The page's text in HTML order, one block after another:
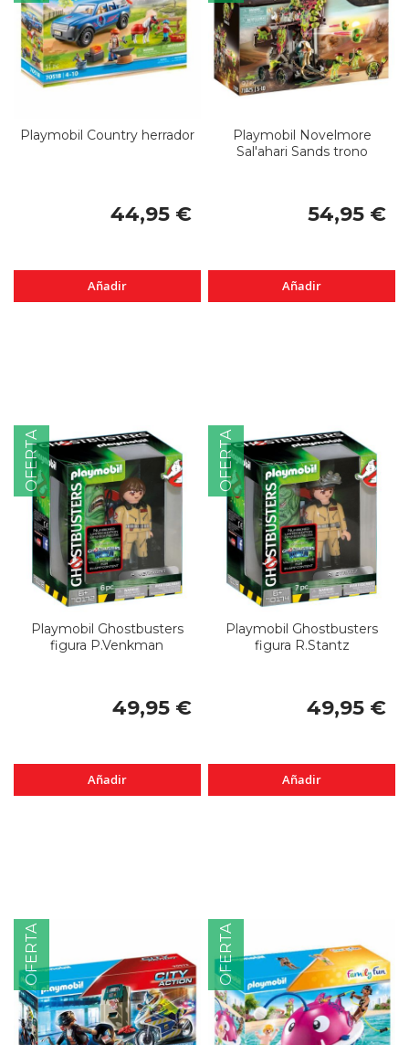
Playmobil Country herrador
44,95 €
Añadir
Playmobil Novelmore
Sal'ahari Sands trono
54,95 €
Añadir
OFERTA
Playmobil Ghostbusters
figura P.Venkman
49,95 €
Añadir
OFERTA
Playmobil Ghostbusters
figura R.Stantz
49,95 €
Añadir
OFERTA OFERTA